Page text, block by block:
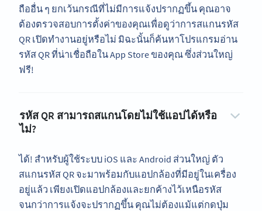
ถืออื่น ๆ ยกเว้นกรณีที่ไม่มีการแจ้งปรากฏขึ้น คุณอาจ
ต้องตรวจสอบการตั้งค่าของคุณเพื่อดูว่าการสแกนรหัส
QR เปิดทำงานอยู่หรือไม่ มิฉะนั้นก็ค้นหาโปรแกรมอ่าน
รหัส QR ที่น่าเชื่อถือใน App Store ของคุณ ซึ่งส่วนใหญ่
ฟรี!
รหัส QR สามารถสแกนโดยไม่ใช้แอปได้หรือ
ไม่?
ได้! สำหรับผู้ใช้ระบบ iOS และ Android ส่วนใหญ่ ตัว
สแกนรหัส QR จะมาพร้อมกับแอปกล้องที่มีอยู่ในเครื่อง
อยู่แล้ว เพียงเปิดแอปกล้องและยกค้างไว้เหนือรหัส
จนกว่าการแจ้งจะปรากฏขึ้น คุณไม่ต้องแม้แต่กดปุ่ม